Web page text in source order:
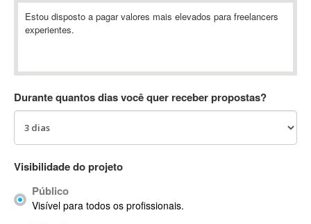
Abstract
Abstract Window Toolkit (AWT)
AC Drives
ACARS
AccountMate
Acrobat
Acrobat X
Estou disposto a pagar valores mais elevados para freelancers
experientes.
Durante quantos dias você quer receber propostas?
Visibilidade do projeto
Público
Visível para todos os profissionais.